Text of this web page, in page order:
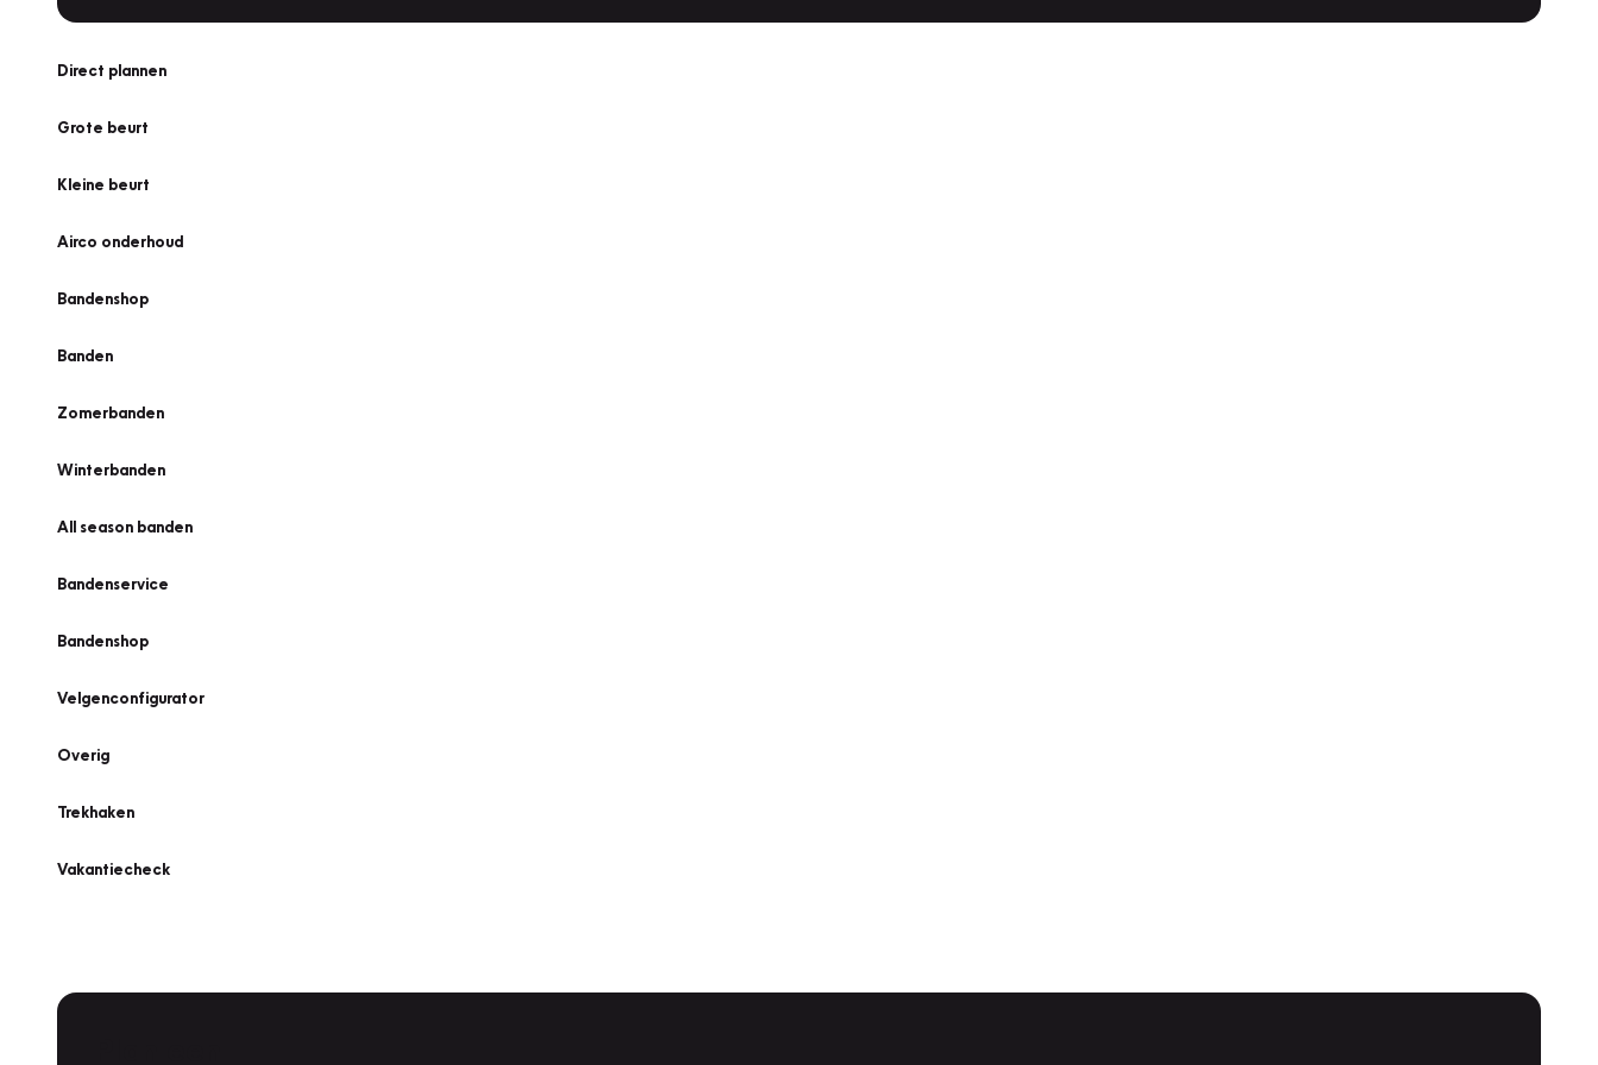
Direct plannen
Grote beurt
Kleine beurt
Airco onderhoud
Bandenshop
Banden
Zomerbanden
Winterbanden
All season banden
Bandenservice
Bandenshop
Velgenconfigurator
Overig
Trekhaken
Vakantiecheck